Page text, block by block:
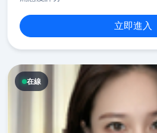
立即進入
在線